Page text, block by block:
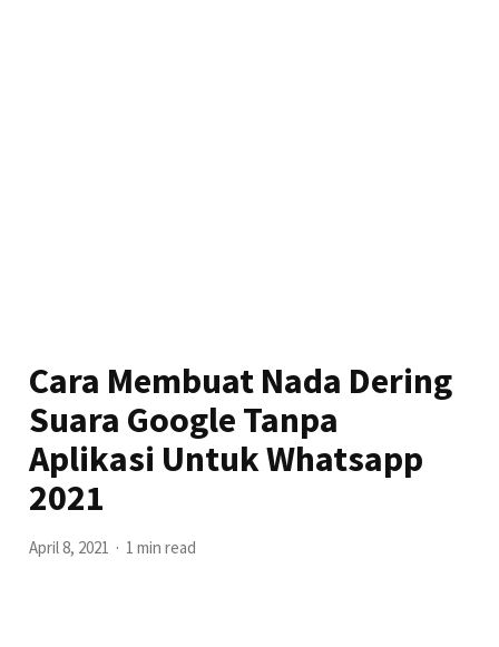
Cara Membuat Nada Dering
Suara Google Tanpa
Aplikasi Untuk Whatsapp
2021
April 8, 2021 1 min read